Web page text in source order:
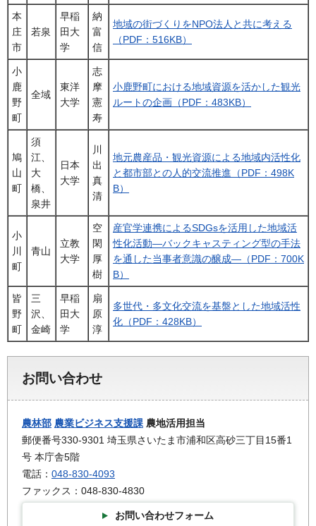
本
庄
市
若泉
早稲
田大
学
納
富
信
地域の街づくりをNPO法人と共に考える
（PDF：516KB）
小
鹿
野
町
全域
東洋
大学
志
摩
憲
寿
小鹿野町における地域資源を活かした観光
ルートの企画（PDF：483KB）
鳩
山
町
須
江、
大
橋、
泉井
日本
大学
川
出
真
清
地元農産品・観光資源による地域内活性化
と都市部との人的交流推進（PDF：498K
B）
小
川
町
青山
立教
大学
空
閑
厚
樹
産官学連携によるSDGsを活用した地域活
性化活動―バックキャスティング型の手法
を通した当事者意識の醸成―（PDF：700K
B）
皆
野
町
三
沢、
金崎
早稲
田大
学
扇
原
淳
多世代・多文化交流を基盤とした地域活性
化（PDF：428KB）
お問い合わせ
農林部 農業ビジネス支援課 農地活用担当
郵便番号330-9301 埼玉県さいたま市浦和区高砂三丁目15番1
号 本庁舎5階
電話： 048-830-4093
ファックス：048-830-4830
お問い合わせフォーム